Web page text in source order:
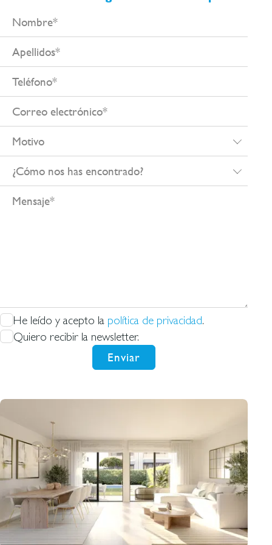
electrónico
nos
has
He leído y acepto la política de privacidad.
Quiero recibir la newsletter.
Enviar